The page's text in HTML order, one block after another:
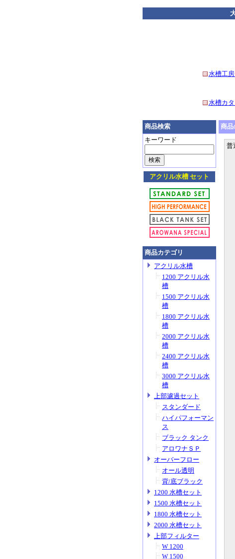
水槽工
水槽カ
商品検索
キーワード
アクリル水槽 セット
商品カテゴリ
アクリル水槽
1200 アクリル水
槽
1500 アクリル水
槽
1800 アクリル水
槽
2000 アクリル水
槽
2400 アクリル水
槽
3000 アクリル水
槽
上部濾過セット
スタンダード
ハイパフォーマン
ス
ブラック タンク
アロワナＳＰ
オーバーフロー
オール透明
背/底ブラック
1200 水槽セット
1500 水槽セット
1800 水槽セット
2000 水槽セット
上部フィルター
W 1200
W 1500
商品
普